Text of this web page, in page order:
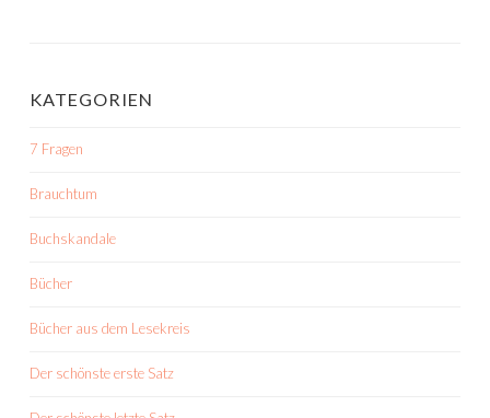
KATEGORIEN
7 Fragen
Brauchtum
Buchskandale
Bücher
Bücher aus dem Lesekreis
Der schönste erste Satz